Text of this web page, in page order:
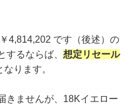
4,814,202 です（後述）の
するならば、 想定リセール
なります。
きませんが、18Kイエロー